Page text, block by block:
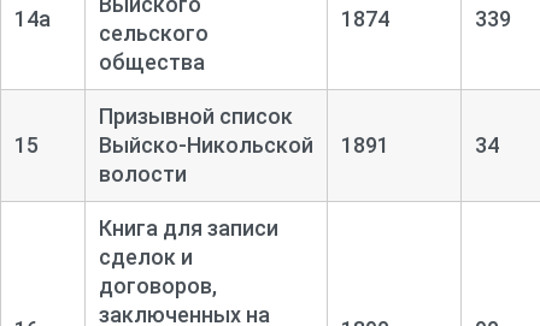
14а
сельского
общества
1874 339
15
Призывной список
Выйско-Никольской
волости
1891 34
Книга для записи
сделок и
договоров,
заключенных на